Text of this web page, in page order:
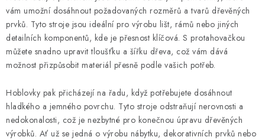
k
y
v
ý
p
i
s
u
vám umožní dosáhnout požadovaných rozměrů a tvarů dřevěných
prvků. Tyto stroje jsou ideální pro výrobu lišt, rámů nebo jiných
detailních komponentů, kde je přesnost klíčová. S protahovačkou
můžete snadno upravit tloušťku a šířku dřeva, což vám dává
možnost přizpůsobit materiál přesně podle vašich potřeb.
Hoblovky pak přicházejí na řadu, když potřebujete dosáhnout
hladkého a jemného povrchu. Tyto stroje odstraňují nerovnosti a
nedokonalosti, což je nezbytné pro konečnou úpravu dřevěných
výrobků. Ať už se jedná o výrobu nábytku, dekorativních prvků nebo